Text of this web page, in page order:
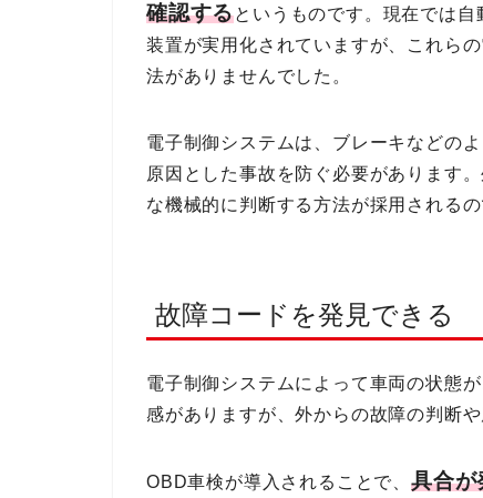
確認するというものです。現在では
装置が実用化されていますが、これら
法がありませんでした。
電子制御システムは、ブレーキなどの
原因とした事故を防ぐ必要があります
な機械的に判断する方法が採用されるの
故障コードを発見できる
電子制御システムによって車両の状態
感がありますが、外からの故障の判断
OBD車検が導入されることで、 具合が